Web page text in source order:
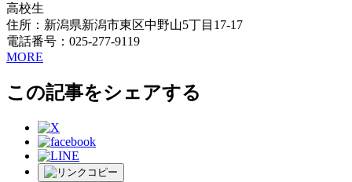
高校生
住所：新潟県新潟市東区中野山5丁目17-17
電話番号：025-277-9119
MORE
この記事をシェアする